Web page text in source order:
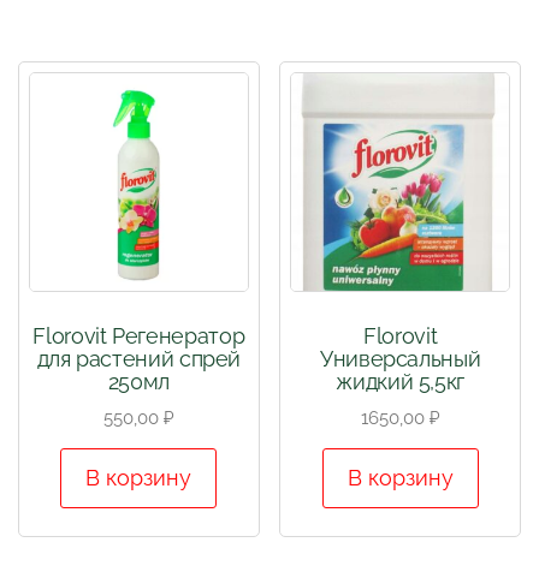
Florovit Регенератор
для растений спрей
250мл
550,00 ₽
В корзину
Florovit
Универсальный
жидкий 5,5кг
1650,00 ₽
В корзину